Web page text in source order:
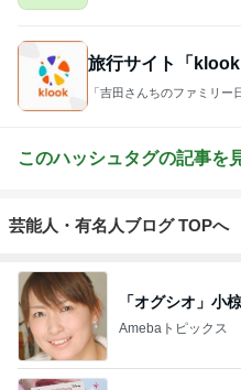
旅行サイト「
「吉田さんちのファミリー
このハッシュタグの記事を
芸能人・有名人ブログ TOPへ
「オグシオ」小
Amebaトピックス